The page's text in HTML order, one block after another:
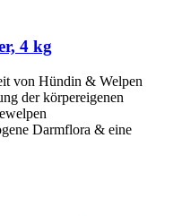
4 kg
von Hündin & Welpen
der körpereigenen
Darmflora & eine